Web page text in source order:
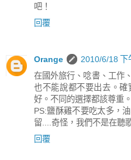
吧！
回覆
Orange
2010/6/18 下
在國外旅行、唸書、工作
也不能說都不要出去。
好。不同的選擇都該尊重。
PS:鹽酥雞不要吃太多，
留....奇怪，我們不是在聽
回覆